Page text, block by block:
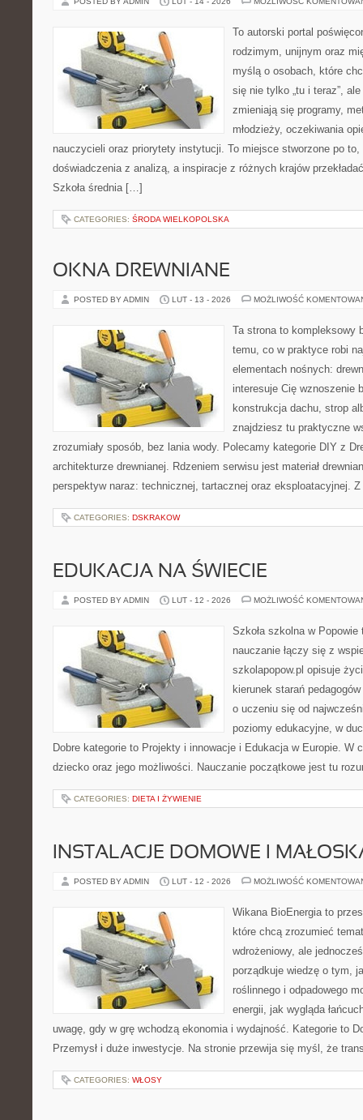
To autorski portal
rodzimym, unijnym oraz
myślą o osobach, które
się nie tylko „tu i teraz”,
zmieniają się programy,
młodzieży, oczekiwania
nauczycieli oraz priorytety instytucji. To miejsce stworzone po to,
doświadczenia z analizą, a inspiracje z różnych krajów
Szkoła średnia […]
CATEGORIES: ŚRODA WIELKOPOLSKA
OKNA DREWNIANE
POSTED BY ADMIN LUT - 13 - 2026 MOŻLIWOŚĆ
Ta strona to kompleksowy
temu, co w praktyce robi
elementach nośnych:
interesuje Cię wznoszenie
konstrukcja dachu, strop
znajdziesz tu praktyczne
zrozumiały sposób, bez lania wody. Polecamy kategorie DIY z
architekturze drewnianej. Rdzeniem serwisu jest materiał
perspektyw naraz: technicznej, tartacznej oraz eksploatacyjnej.
CATEGORIES: DSKRAKOW
EDUKACJA NA ŚWIECIE
POSTED BY ADMIN LUT - 12 - 2026 MOŻLIWOŚĆ
Szkoła szkolna w
nauczanie łączy się z
szkolapopow.pl opisuje
kierunek starań
o uczeniu się od
poziomy edukacyjne, w
Dobre kategorie to Projekty i innowacje i Edukacja w Europie. W
dziecko oraz jego możliwości. Nauczanie początkowe jest tu
CATEGORIES: DIETA I ŻYWIENIE
INSTALACJE DOMOWE I
POSTED BY ADMIN LUT - 12 - 2026 MOŻLIWOŚĆ
Wikana BioEnergia to
które chcą zrozumieć
wdrożeniowy, ale
porządkuje wiedzę o tym,
roślinnego i odpadowego
energii, jak wygląda
uwagę, gdy w grę wchodzą ekonomia i wydajność. Kategorie to
Przemysł i duże inwestycje. Na stronie przewija się myśl, że
CATEGORIES: WŁOSY